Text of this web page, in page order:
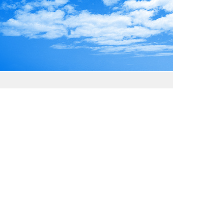
おでかけガイド